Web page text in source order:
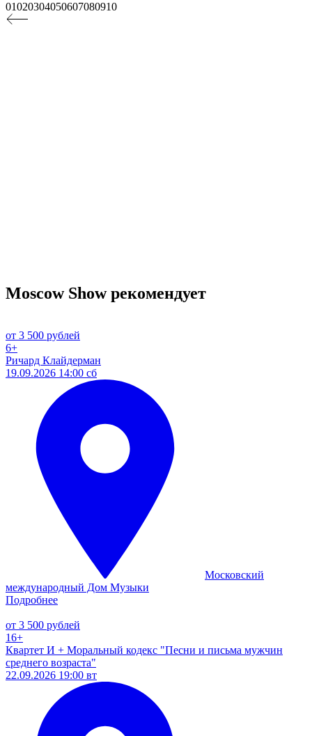
01020304050607080910
Moscow Show рекомендует
от 3 500 рублей
6+
Ричард Клайдерман
19.09.2026 14:00 сб
Московский
международный Дом Музыки
Подробнее
от 3 500 рублей
16+
Квартет И + Моральный кодекс "Песни и письма мужчин
среднего возраста"
22.09.2026 19:00 вт